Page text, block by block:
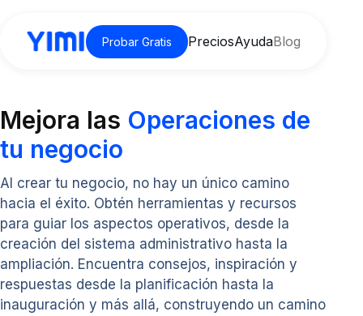
Probar Gratis PreciosAyudaBlog
Mejora las Operaciones de
tu negocio
Al crear tu negocio, no hay un único camino
hacia el éxito. Obtén herramientas y recursos
para guiar los aspectos operativos, desde la
creación del sistema administrativo hasta la
ampliación. Encuentra consejos, inspiración y
respuestas desde la planificación hasta la
inauguración y más allá, construyendo un camino